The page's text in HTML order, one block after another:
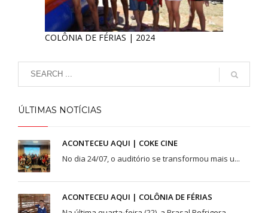
COLÔNIA DE FÉRIAS | 2024
ÚLTIMAS NOTÍCIAS
ACONTECEU AQUI | COKE CINE
No dia 24/07, o auditório se transformou mais u...
ACONTECEU AQUI | COLÔNIA DE FÉRIAS